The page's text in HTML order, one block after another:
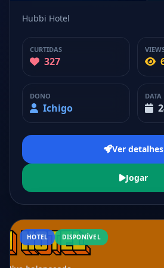
Hubbi Hotel
CURTIDAS
327
DONO
Ichigo
DATA
Ver detalhes
Jogar
HOTEL DISPONÍVEL